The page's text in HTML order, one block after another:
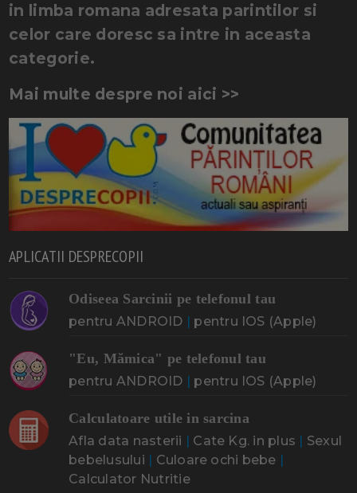
in limba romana adresata parintilor si
celor care doresc sa intre in aceasta
categorie.
Mai multe despre noi aici >>
APLICATII DESPRECOPII
Odiseea Sarcinii pe telefonul tau
pentru ANDROID | pentru IOS (Apple)
"Eu, Mămica" pe telefonul tau
pentru ANDROID | pentru IOS (Apple)
Calculatoare utile in sarcina
Afla data nasterii | Cate Kg. in plus | Sexul
bebelusului | Culoare ochi bebe |
Calculator Nutritie